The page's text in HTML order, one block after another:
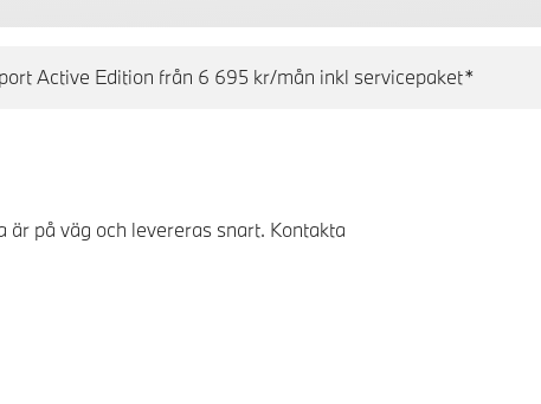
Active Edition från 6 695 kr/mån inkl servicepaket*
på väg och levereras snart. Kontakta